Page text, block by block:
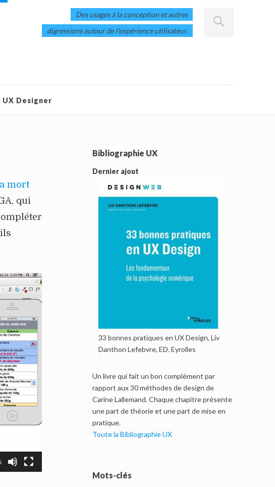
Des usages à la conception et autres
digressions autour de l'expérience utilisateur.
UX Designer
mort
qui
Bibliographie UX
Dernier ajout
33 bonnes pratiques en UX Design, Liv
Danthon Lefebvre, ED. Eyrolles
Un livre qui fait un bon complément par
rapport aux 30 méthodes de design de
Carine Lallemand. Chaque chapitre présente
une part de théorie et une part de mise en
pratique.
Toute la Bibliographie UX
Mots-clés